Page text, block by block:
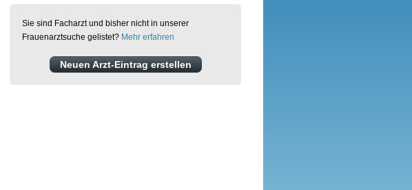
Sie sind Facharzt und bisher nicht in unserer
Frauenarztsuche gelistet? Mehr erfahren
Neuen Arzt-Eintrag erstellen